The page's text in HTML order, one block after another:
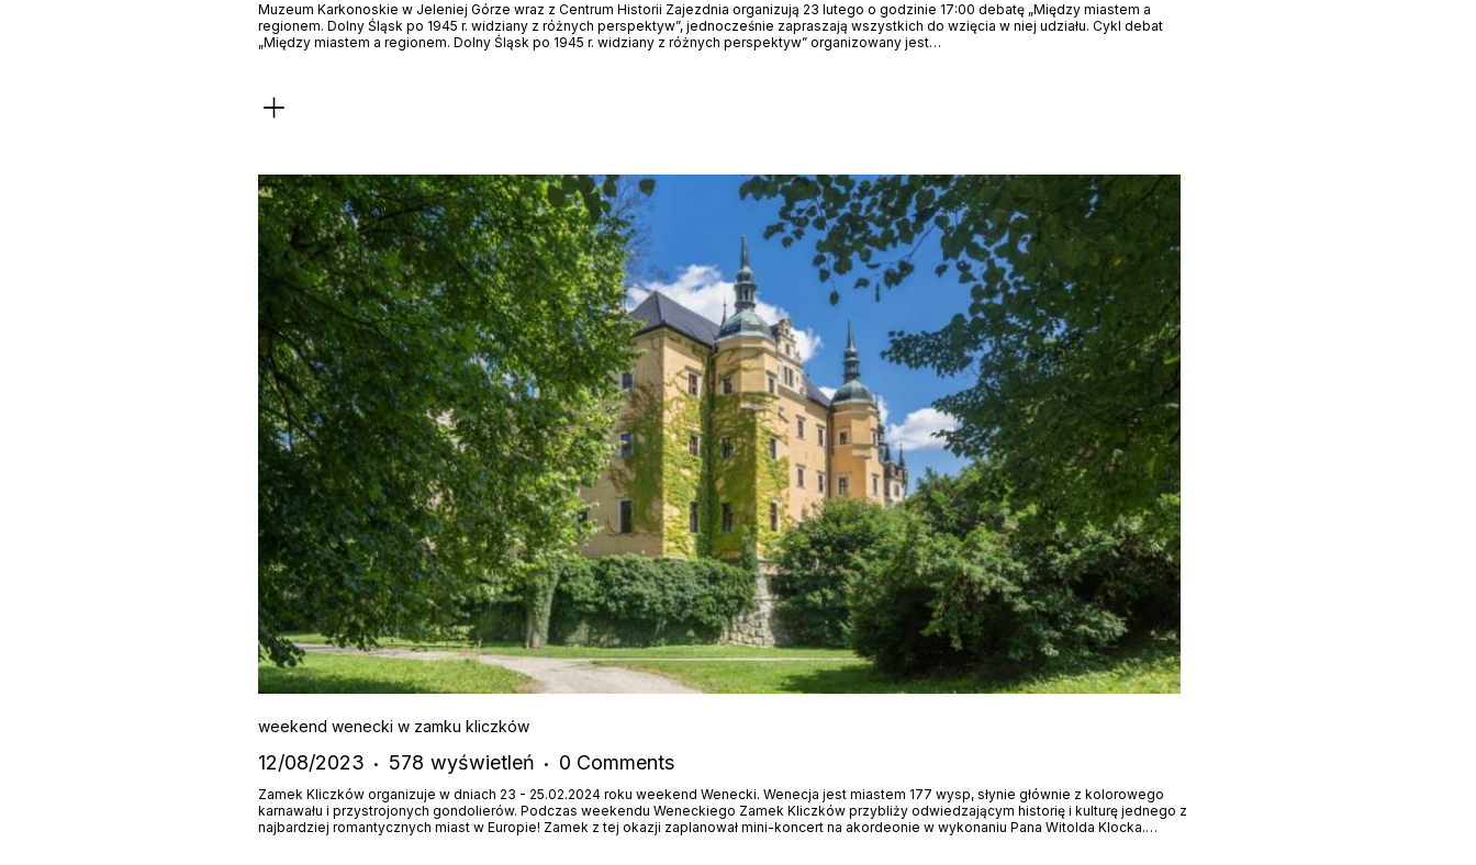
Muzeum Karkonoskie w Jeleniej Górze wraz z Centrum Historii Zajezdnia organizują 23 lutego o godzinie 17:00 debatę „Między miastem a
regionem. Dolny Śląsk po 1945 r. widziany z różnych perspektyw”, jednocześnie zapraszają wszystkich do wzięcia w niej udziału. Cykl debat
„Między miastem a regionem. Dolny Śląsk po 1945 r. widziany z różnych perspektyw” organizowany jest…
weekend wenecki w zamku kliczków
12/08/2023 578 wyświetleń 0 Comments
Zamek Kliczków organizuje w dniach 23 - 25.02.2024 roku weekend Wenecki. Wenecja jest miastem 177 wysp, słynie głównie z kolorowego
karnawału i przystrojonych gondolierów. Podczas weekendu Weneckiego Zamek Kliczków przybliży odwiedzającym historię i kulturę jednego z
najbardziej romantycznych miast w Europie! Zamek z tej okazji zaplanował mini-koncert na akordeonie w wykonaniu Pana Witolda Klocka.…